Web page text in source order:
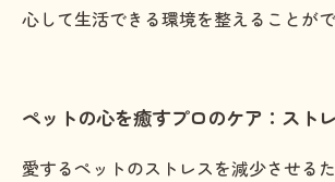
心して生活できる環境を整えることがで
ペットの心を癒すプロのケア：スト
愛するペットのストレスを減少させる